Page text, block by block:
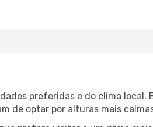
preferidas e do clima local.
de optar por alturas mais